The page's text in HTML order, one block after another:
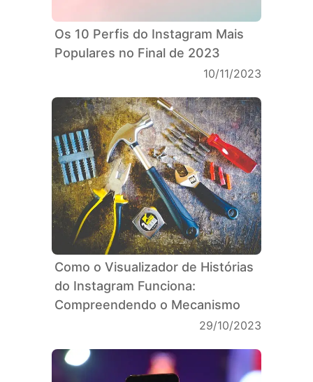
Os 10 Perfis do Instagram Mais
Populares no Final de 2023
10/11/2023
Como o Visualizador de Histórias
do Instagram Funciona:
Compreendendo o Mecanismo
29/10/2023